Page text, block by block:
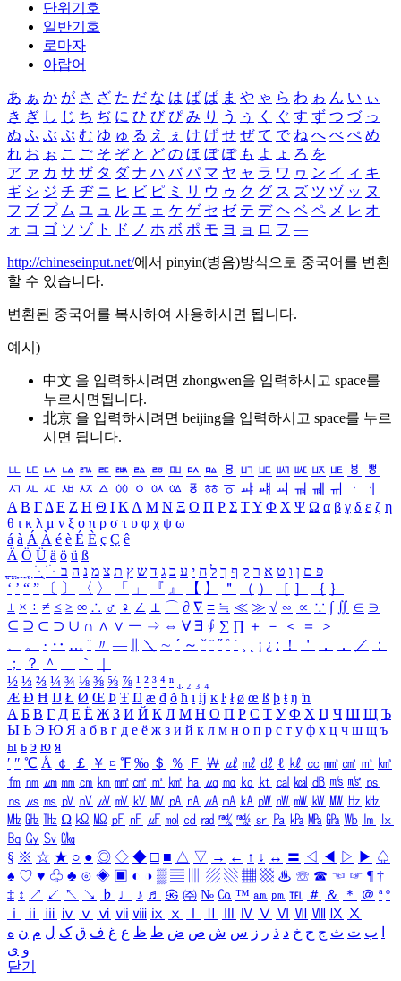
단위기호
일반기호
로마자
아랍어
あ ぁ か が さ ざ た だ な は ば ぱ ま や ゃ ら わ ゎ ん い ぃ
き ぎ し じ ち ぢ に ひ び ぴ み り う ぅ く ぐ す ず つ づ っ
ぬ ふ ぶ ぷ む ゆ ゅ る え ぇ け げ せ ぜ て で ね へ べ ぺ め
れ お ぉ こ ご そ ぞ と ど の ほ ぼ ぽ も よ ょ ろ を
ア ァ カ サ ザ タ ダ ナ ハ バ パ マ ヤ ャ ラ ワ ヮ ン イ ィ キ
ギ シ ジ チ ヂ ニ ヒ ビ ピ ミ リ ウ ゥ ク グ ス ズ ツ ヅ ッ ヌ
フ ブ プ ム ユ ュ ル エ ェ ケ ゲ セ ゼ テ デ ヘ ベ ペ メ レ オ
ォ コ ゴ ソ ゾ ト ド ノ ホ ボ ポ モ ヨ ョ ロ ヲ ―
http://chineseinput.net/에서 pinyin(병음)방식으로 중국어를 변환
할 수 있습니다.
변환된 중국어를 복사하여 사용하시면 됩니다.
예시)
中文 을 입력하시려면 zhongwen을 입력하시고 space를
누르시면됩니다.
北京 을 입력하시려면 beijing을 입력하시고 space를 누르
시면 됩니다.
ㅥ ㅦ ㅧ ㅨ ㅩ ㅪ ㅫ ㅬ ㅭ ㅮ ㅯ ㅰ ㅱ ㅲ ㅳ ㅴ ㅵ ㅶ ㅷ ㅸ
ㅹ
ㅺ ㅻ ㅼ ㅽ ㅾ ㅿ ㆀ ㆁ ㆂ ㆃ ㆄ ㆅ ㆆ ㆇ ㆈ ㆉ ㆊ ㆋ ㆌ ㆍ
ㆎ
Α Β ΓΔ Ε Ζ Η Θ Ι ΚΛ Μ Ν Ξ Ο Π Ρ Σ ΤΥ Φ Χ Ψ Ω α β γ δ ε ζ η
θ ι κ λ μ ν ξ ο π ρ σ τ υ φ χ ψ ω
á à Á À é è É È ç Ç ê
Ä Ö Ü ä ö ü ß
ִֶֹ ֻּ ׁׂ פ ם ן ו ט א ר ק ף ך ל ח י ע כ ג ד ש ץ ת צ מ נ ה ב
‘ ’ “ ” 〔 〕 〈 〉 「 」 『 』 【 】 ＂ （ ） ［ ］ ｛ ｝
± × ÷ ≠ ≤ ≥ ∞ ∴ ♂ ♀ ∠ ⊥ ⌒ ∂ ∇ ≡ ≒ ≪ ≫ √ ∽ ∝ ∵ ∫ ∬ ∈ ∋
⊆ ⊇ ⊂ ⊃ ∪ ∩ ∧ ∨ ￢ ⇒ ⇔ ∀ ∃ ∮ ∑ ∏ ＋ － ＜ ＝
＞
、
。 · ‥ … ¨ 〃 ― ＼ ∼ ´ ～ ˇ ˘ ˝ ˚ ˙ ¸ ¡ ¿ ː ！ ＇ ， ． ／
：
；
？ ＾ ｀
½ ⅓ ⅔ ¼ ¾ ⅛ ⅜ ⅝ ⅞ ¹ ² ³ ⁴ ⁿ ₁ ₂ ₃ ₄
Æ Ð Ħ Ĳ Ł Ø Œ Þ Ŧ Ŋ æ đ ð ħ ı ĳ ĸ ŀ ł ø œ ß þ ŧ ŋ ŉ
А Б В Г Д Е Ё Ж З И Й К Л М Н О П Р С Т У Ф Х Ц Ч Ш Щ Ъ
Ы Ь Э Ю Я а б в г д е ё ж з и й к л м н о п р с т у ф х ц ч ш щ ъ
ы ь э ю я
′ ″ ℃ Å ￠ ￡ ￥ ¤ ℉ ‰ ＄ ％ Ｆ ￦ ㎕ ㎖ ㎗ ℓ ㎘ ㏄ ㎣ ㎤ ㎥ ㎦
㎙ ㎚ ㎛ ㎜ ㎝ ㎞ ㎟ ㎠ ㎡ ㎢ ㏊ ㎍ ㎎ ㎏ ㏏ ㎈ ㎉ ㏈ ㎧ ㎨ ㎰
㎱ ㎲ ㎳ ㎴ ㎵ ㎶ ㎷ ㎸ ㎹ ㎀ ㎁ ㎂ ㎃ ㎄ ㎺ ㎻ ㎽ ㎾ ㎿ ㎐ ㎑
㎒ ㎓ ㎔ Ω ㏀ ㏁ ㎊ ㎋ ㎌ ㏖ ㏅ ㎭ ㎮ ㎯ ㏛ ㎩ ㎪ ㎫ ㎬ ㏝ ㏐
㏓
㏃ ㏉ ㏜ ㏆
§ ※ ☆ ★ ○ ● ◎ ◇ ◆ □ ■ △ ▽ → ← ↑ ↓ ↔ 〓 ◁ ◀ ▷ ▶ ♤
♠ ♡ ♥ ♧ ♣ ⊙ ◈ ▣ ◐ ◑ ▒ ▤ ▨ ▧ ▦ ▩ ♨ ☏ ☎ ☜ ☞ ¶ †
‡ ↕ ↗ ↙ ↖ ↘ ♭ ♩ ♪ ♬ ㉿ ㈜ № ㏇ ™ ㏂ ㏘ ℡ ＃ ＆ ＊ ＠ ª º
ⅰ
ⅱ ⅲ ⅳ ⅴ ⅵ ⅶ ⅷ ⅸ ⅹ Ⅳ Ⅴ Ⅵ Ⅶ Ⅷ Ⅸ Ⅹ
ب ت ث ج ح خ د ذ ر ز س ش ص ض ط ظ ع غ ف ق ک ل م ن ه
و ی
닫기